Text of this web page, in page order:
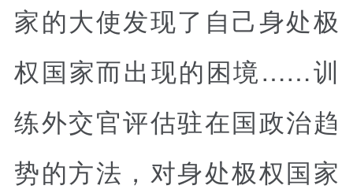
家的大使发现了自己身处极
权国家而出现的困境……训
练外交官评估驻在国政治趋
势的方法，对身处极权国家